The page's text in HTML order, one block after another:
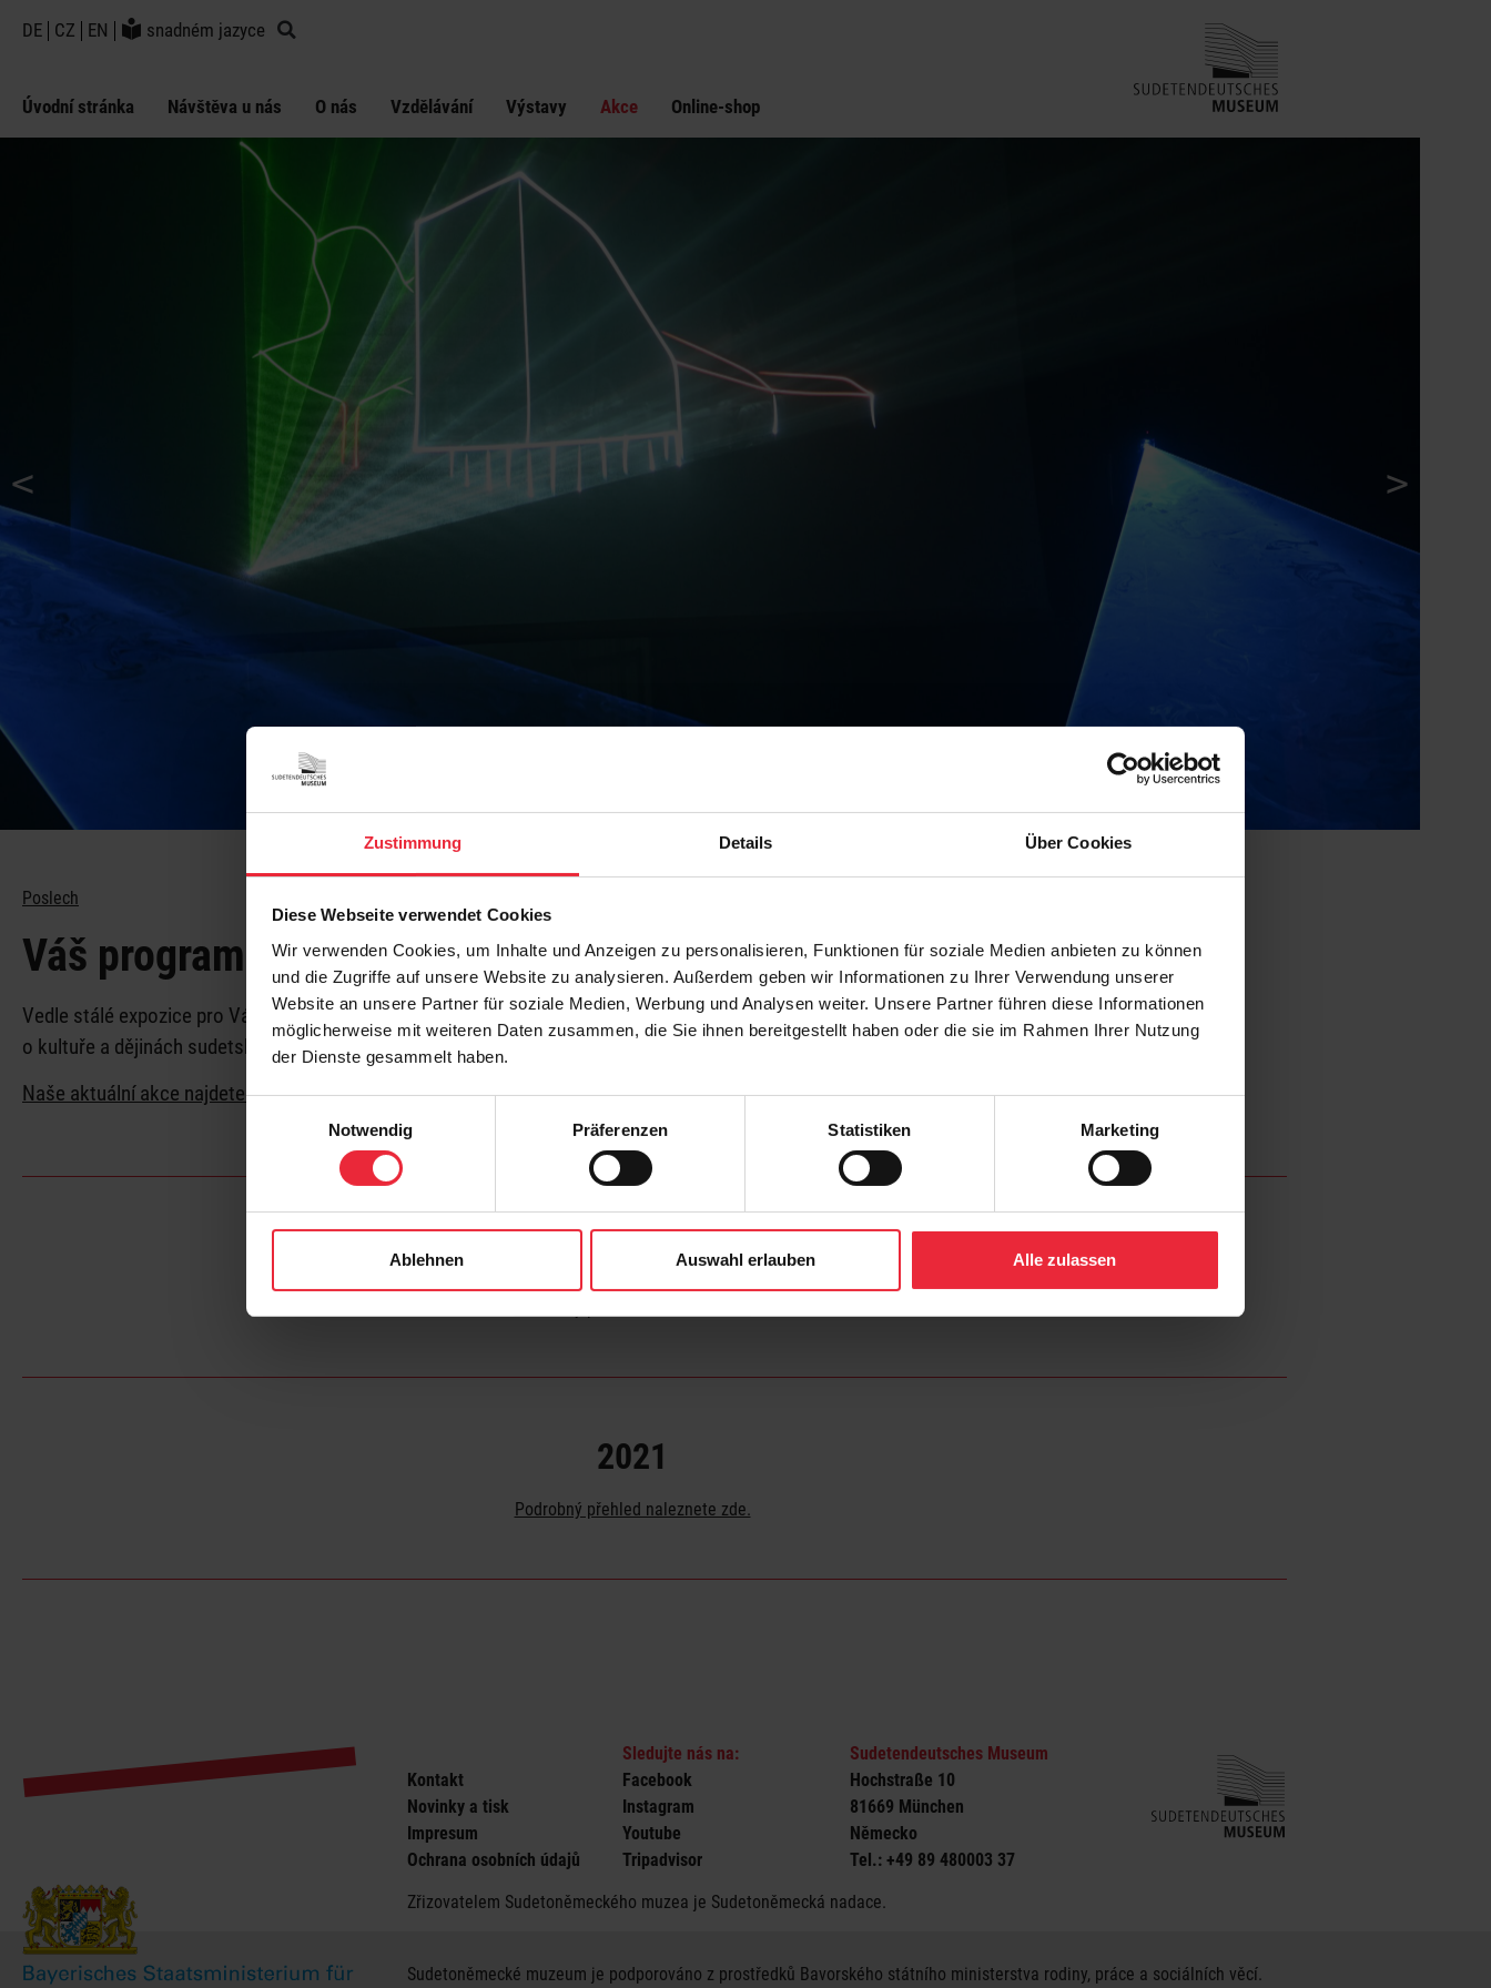
Zustimmung Details Über Cookies
Diese Webseite verwendet Cookies
Wir verwenden Cookies, um Inhalte und Anzeigen zu personalisieren, Funktionen für soziale Medien anbieten zu können
und die Zugriffe auf unsere Website zu analysieren. Außerdem geben wir Informationen zu Ihrer Verwendung unserer
Website an unsere Partner für soziale Medien, Werbung und Analysen weiter. Unsere Partner führen diese Informationen
möglicherweise mit weiteren Daten zusammen, die Sie ihnen bereitgestellt haben oder die sie im Rahmen Ihrer Nutzung
der Dienste gesammelt haben.
Einwilligungsauswahl
Notwendig
Präferenzen Statistiken Marketing
Ablehnen Auswahl erlauben Alle zulassen
DE CZ EN snadném jazyce
Úvodní stránka Návštěva u nás O nás Vzdělávání Výstavy Akce Online-shop
... a mnohem
víc
Poslech
Váš program
Vedle stálé expozice pro Vás neustále připravujeme zajímavé akce a speciální výstavy
o kultuře a dějinách sudetských Němců.
Naše aktuální akce najdete na německojazyčné stránce.
2021
Podrobný přehled naleznete zde.
Kontakt
Novinky a tisk
Impresum
Ochrana osobních údajů
Sledujte nás na:
Facebook
Instagram
Youtube
Tripadvisor
Sudetendeutsches Museum
Hochstraße 10
81669 München
Německo
Tel.: +49 89 480003 37
Zřizovatelem Sudetoněmeckého muzea je Sudetoněmecká nadace.
Sudetoněmecké muzeum je podporováno z prostředků Bavorského státního ministerstva rodiny, práce a sociálních věcí.